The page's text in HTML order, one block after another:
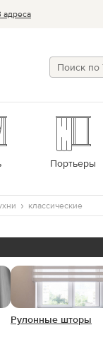
адреса
Портьеры
классические
Рулонные шторы